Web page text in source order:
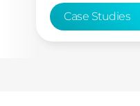
Case Studies
Case Studies